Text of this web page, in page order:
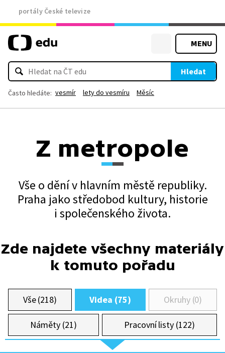
portály České televize
MENU
Hledat
Často hledáte: vesmír lety do vesmíru Měsíc
Z metropole
Vše o dění v hlavním městě republiky.
Praha jako středobod kultury, historie
i společenského života.
Zde najdete všechny materiály
k tomuto pořadu
Vše (218) Videa (75) Okruhy (0)
Náměty (21) Pracovní listy (122)